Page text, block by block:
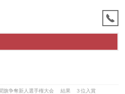
旗争奪新人選手権大会 結果 ３位入賞